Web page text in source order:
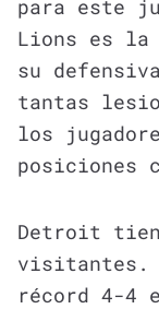
para este
Lions es
su
tantas
los
posiciones
Detroit
visitantes.
récord 4-4